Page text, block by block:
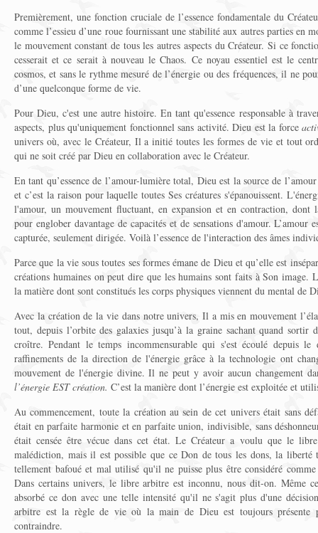
Premièrement, une fonction cruciale de l’essence fondamentale du
comme l’essieu d’une roue fournissant une stabilité aux autres parties en
le mouvement constant de tous les autres aspects du Créateur. Si ce
cesserait et ce serait à nouveau le Chaos. Ce noyau essentiel est le
cosmos, et sans le rythme mesuré de l’énergie ou des fréquences, il ne
d’une quelconque forme de vie.
Pour Dieu, c'est une autre histoire. En tant qu'essence responsable à
aspects, plus qu'uniquement fonctionnel sans activité. Dieu est la force
univers où, avec le Créateur, Il a initié toutes les formes de vie et tout
qui ne soit créé par Dieu en collaboration avec le Créateur.
En tant qu’essence de l’amour-lumière total, Dieu est la source de
et c’est la raison pour laquelle toutes Ses créatures s'épanouissent.
l'amour, un mouvement fluctuant, en expansion et en contraction, dont
pour englober davantage de capacités et de sensations d'amour.
capturée, seulement dirigée. Voilà l’essence de l'interaction des âmes
Parce que la vie sous toutes ses formes émane de Dieu et qu’elle est
créations humaines on peut dire que les humains sont faits à Son image.
la matière dont sont constitués les corps physiques viennent du mental de
Avec la création de la vie dans notre univers, Il a mis en mouvement
tout, depuis l’orbite des galaxies jusqu’à la graine sachant quand sortir
croître. Pendant le temps incommensurable qui s'est écoulé depuis
raffinements de la direction de l'énergie grâce à la technologie ont
mouvement de l'énergie divine. Il ne peut y avoir aucun changement
l’énergie EST création. C’est la manière dont l’énergie est exploitée et
Au commencement, toute la création au sein de cet univers était sans
était en parfaite harmonie et en parfaite union, indivisible, sans
était censée être vécue dans cet état. Le Créateur a voulu que le
malédiction, mais il est possible que ce Don de tous les dons, la liberté
tellement bafoué et mal utilisé qu'il ne puisse plus être considéré
Dans certains univers, le libre arbitre est inconnu, nous dit-on. Même
absorbé ce don avec une telle intensité qu'il ne s'agit plus d'une
arbitre est la règle de vie où la main de Dieu est toujours présente
contraindre.